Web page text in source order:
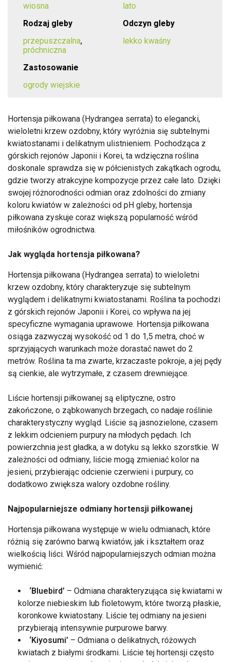
wiosna
lato
Rodzaj gleby
przepuszczalna,
próchniczna
Odczyn gleby
lekko kwaśny
Zastosowanie
ogrody wiejskie
Hortensja piłkowana (Hydrangea serrata) to elegancki,
wieloletni krzew ozdobny, który wyróżnia się subtelnymi
kwiatostanami i delikatnym ulistnieniem. Pochodząca z
górskich rejonów Japonii i Korei, ta wdzięczna roślina
doskonale sprawdza się w półcienistych zakątkach ogrodu,
gdzie tworzy atrakcyjne kompozycje przez całe lato. Dzięki
swojej różnorodności odmian oraz zdolności do zmiany
koloru kwiatów w zależności od pH gleby, hortensja
piłkowana zyskuje coraz większą popularność wśród
miłośników ogrodnictwa.
Jak wygląda hortensja piłkowana?
Hortensja piłkowana (Hydrangea serrata) to wieloletni
krzew ozdobny, który charakteryzuje się subtelnym
wyglądem i delikatnymi kwiatostanami. Roślina ta pochodzi
z górskich rejonów Japonii i Korei, co wpływa na jej
specyficzne wymagania uprawowe. Hortensja piłkowana
osiąga zazwyczaj wysokość od 1 do 1,5 metra, choć w
sprzyjających warunkach może dorastać nawet do 2
metrów. Roślina ta ma zwarte, krzaczaste pokroje, a jej pędy
są cienkie, ale wytrzymałe, z czasem drewniejące.
Liście hortensji piłkowanej są eliptyczne, ostro
zakończone, o ząbkowanych brzegach, co nadaje roślinie
charakterystyczny wygląd. Liście są jasnozielone, czasem
z lekkim odcieniem purpury na młodych pędach. Ich
powierzchnia jest gładka, a w dotyku są lekko szorstkie. W
zależności od odmiany, liście mogą zmieniać kolor na
jesieni, przybierając odcienie czerwieni i purpury, co
dodatkowo zwiększa walory ozdobne rośliny.
Najpopularniejsze odmiany hortensji piłkowanej
Hortensja piłkowana występuje w wielu odmianach, które
różnią się zarówno barwą kwiatów, jak i kształtem oraz
wielkością liści. Wśród najpopularniejszych odmian można
wymienić:
‘Bluebird’ – Odmiana charakteryzująca się kwiatami w
kolorze niebieskim lub fioletowym, które tworzą płaskie,
koronkowe kwiatostany. Liście tej odmiany na jesieni
przybierają intensywnie purpurowe barwy.
‘Kiyosumi’ – Odmiana o delikatnych, różowych
kwiatach z białymi środkami. Liście tej hortensji często